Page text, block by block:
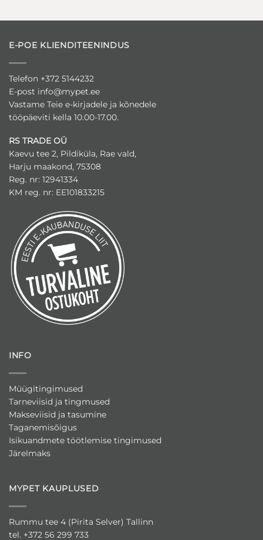
E-POE KLIENDITEENINDUS
Telefon +372 5144232
E-post info@mypet.ee
Vastame Teie e-kirjadele ja kõnedele
tööpäeviti kella 10.00-17.00.
RS TRADE OÜ
Kaevu tee 2, Pildiküla, Rae vald,
Harju maakond, 75308
Reg. nr: 12941334
KM reg. nr: EE101833215
INFO
Müügitingimused
Tarneviisid ja tingmused
Makseviisid ja tasumine
Taganemisõigus
Isikuandmete töötlemise tingimused
Järelmaks
MYPET KAUPLUSED
Rummu tee 4 (Pirita Selver) Tallinn
tel. +372 56 299 733